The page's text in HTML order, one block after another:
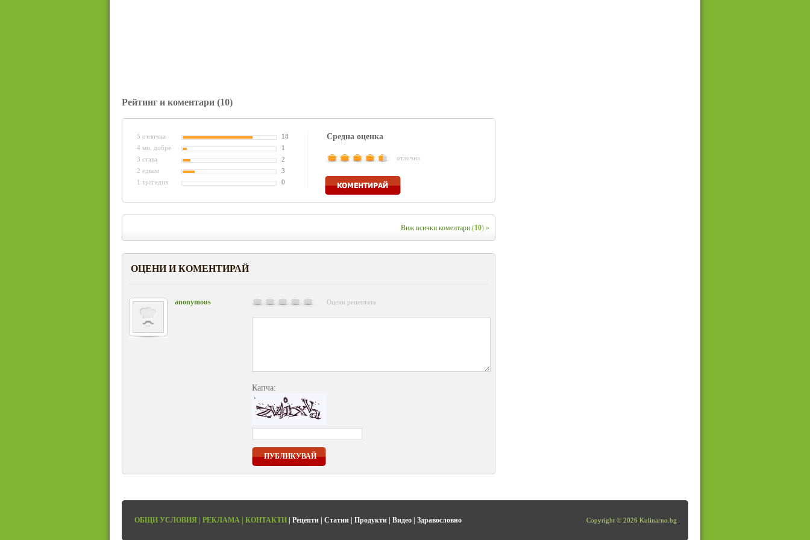
Рейтинг и коментари (10)
5 отлична
18
4 мн. добре
1
3 става
2
2 едвам
3
1 трагедия
0
Средна оценка
отлична
Виж всички коментари (10) »
ОЦЕНИ И КОМЕНТИРАЙ
anonymous Оцени рецептата
Капча:
ПУБЛИКУВАЙ
ОБЩИ УСЛОВИЯ | РЕКЛАМА | КОНТАКТИ | Рецепти | Статии | Продукти | Видео | Здравословно Copyright © 2026 Kulinarno.bg